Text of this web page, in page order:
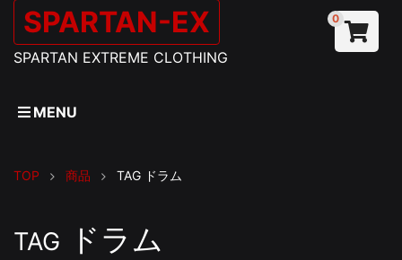
SPARTAN-EX
SPARTAN EXTREME CLOTHING
0
MENU
TOP 商品 TAG ドラム
TAG ドラム